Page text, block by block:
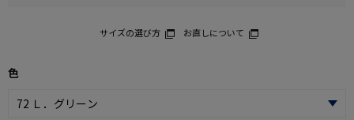
サイズの選び方 お直しについて
色